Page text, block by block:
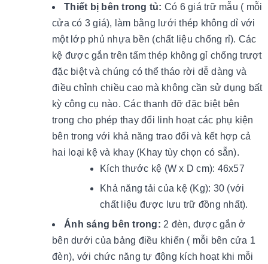
Thiết bị bên trong tủ: Có 6 giá trữ mẫu ( mỗi
cửa có 3 giá), làm bằng lưới thép không dỉ với
một lớp phủ nhựa bền (chất liệu chống rỉ). Các
kệ được gắn trên tấm thép không gỉ chống trượt
đặc biệt và chúng có thể tháo rời dễ dàng và
điều chỉnh chiều cao mà không cần sử dụng bất
kỳ công cụ nào. Các thanh đỡ đặc biệt bên
trong cho phép thay đổi linh hoạt các phụ kiện
bên trong với khả năng trao đổi và kết hợp cả
hai loại kệ và khay (Khay tùy chọn có sẵn).
Kích thước kệ (W x D cm): 46x57
Khả năng tải của kệ (Kg): 30 (với
chất liệu được lưu trữ đồng nhất).
Ánh sáng bên trong: 2 đèn, được gắn ở
bên dưới của bảng điều khiển ( mỗi bên cửa 1
đèn), với chức năng tự động kích hoạt khi mỗi